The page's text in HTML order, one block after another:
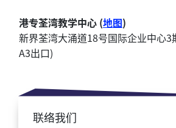
港专荃湾教学中心 (地图)
新界荃湾大涌道18号国际企业中心3
A3出口)
联络我们